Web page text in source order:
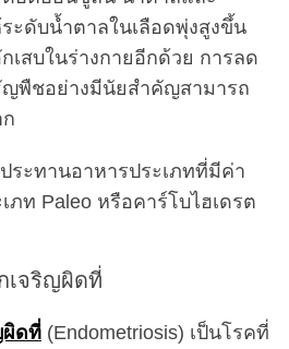
ะดับน้ำตาลในเลือดพุ่งสูงขึ้น
เสบในร่างกายอีกด้วย การลด
พืชอย่างมีนัยสำคัญสามารถ
ระทานอาหารประเภทที่มีค่า
ภท Paleo หรือคาร์โบไฮเดรต
เจริญผิดที่
ผิดที่(Endometriosis) เป็นโรคที่